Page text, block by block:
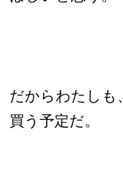
だからわたしも
買う予定だ。